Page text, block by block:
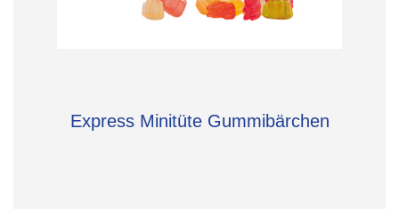
Express Minitüte Gummibärchen